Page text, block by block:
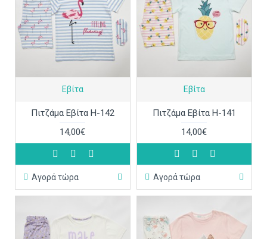
Εβίτα
Πιτζάμα Εβίτα Η-142
14,00€
Αγορά τώρα
Εβίτα
Πιτζάμα Εβίτα Η-141
14,00€
Αγορά τώρα